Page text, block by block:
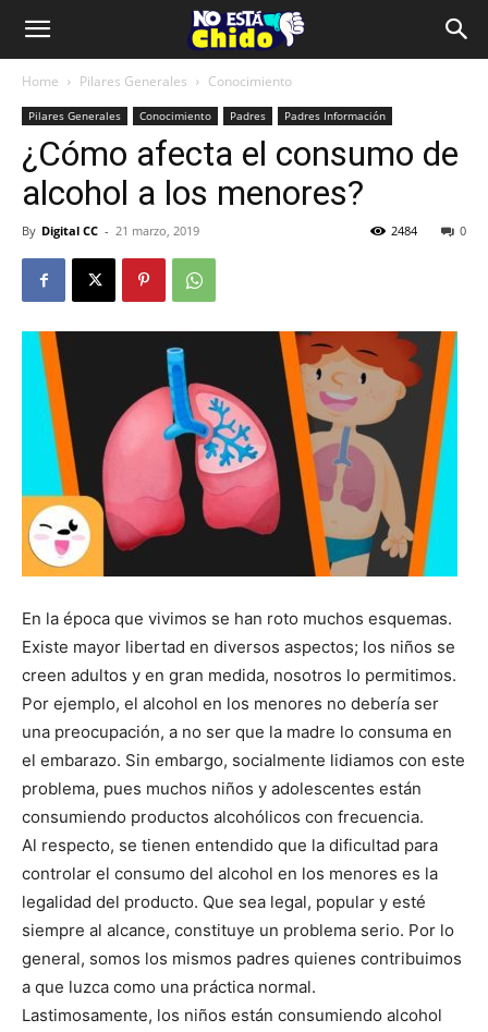
Home Pilares Generales Conocimiento
Pilares Generales Conocimiento Padres Padres Información
¿Cómo afecta el consumo de
alcohol a los menores?
By Digital CC - 21 marzo, 2019 0
2484
En la época que vivimos se han roto muchos esquemas.
Existe mayor libertad en diversos aspectos; los niños se
creen adultos y en gran medida, nosotros lo permitimos.
Por ejemplo, el alcohol en los menores no debería ser
una preocupación, a no ser que la madre lo consuma en
el embarazo. Sin embargo, socialmente lidiamos con este
problema, pues muchos niños y adolescentes están
consumiendo productos alcohólicos con frecuencia.
Al respecto, se tienen entendido que la dificultad para
controlar el consumo del alcohol en los menores es la
legalidad del producto. Que sea legal, popular y esté
siempre al alcance, constituye un problema serio. Por lo
general, somos los mismos padres quienes contribuimos
a que luzca como una práctica normal.
Lastimosamente, los niños están consumiendo alcohol